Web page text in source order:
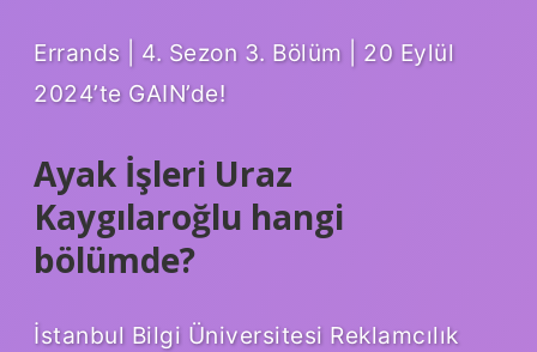
Errands | 4. Sezon 3. Bölüm | 20 Eylül
2024’te GAIN’de!
Ayak İşleri Uraz
Kaygılaroğlu hangi
bölümde?
İstanbul Bilgi Üniversitesi Reklamcılık